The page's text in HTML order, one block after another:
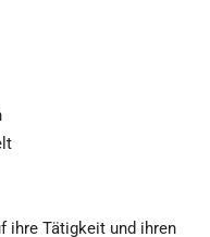
ihre Tätigkeit und ihren